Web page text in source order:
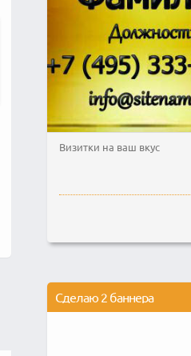
Визитки на ваш вкус
Cделаю 2 баннера